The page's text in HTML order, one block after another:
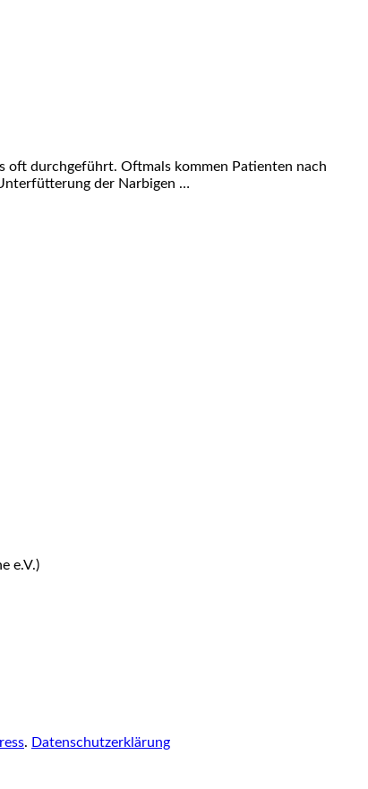
oft durchgeführt. Oftmals kommen Patienten nach
der Narbigen …
e.V.)
. Datenschutzerklärung